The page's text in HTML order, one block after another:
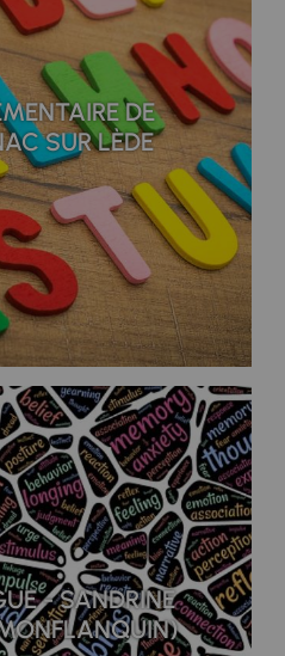
DE
SUR LÈDE
- SANDRINE